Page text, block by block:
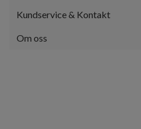
Kundservice & Kontakt
Om oss